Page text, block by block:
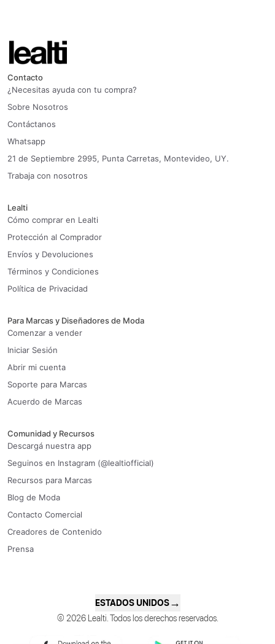
Contacto
¿Necesitas ayuda con tu compra?
Sobre Nosotros
Contáctanos
Whatsapp
21 de Septiembre 2995, Punta Carretas, Montevideo, UY.
Trabaja con nosotros
Lealti
Cómo comprar en Lealti
Protección al Comprador
Envíos y Devoluciones
Términos y Condiciones
Política de Privacidad
Para Marcas y Diseñadores de Moda
Comenzar a vender
Iniciar Sesión
Abrir mi cuenta
Soporte para Marcas
Acuerdo de Marcas
Comunidad y Recursos
Descargá nuestra app
Seguinos en Instagram (@lealtiofficial)
Recursos para Marcas
Blog de Moda
Contacto Comercial
Creadores de Contenido
Prensa
ESTADOS UNIDOS→
© 2026 Lealti. Todos los derechos reservados.